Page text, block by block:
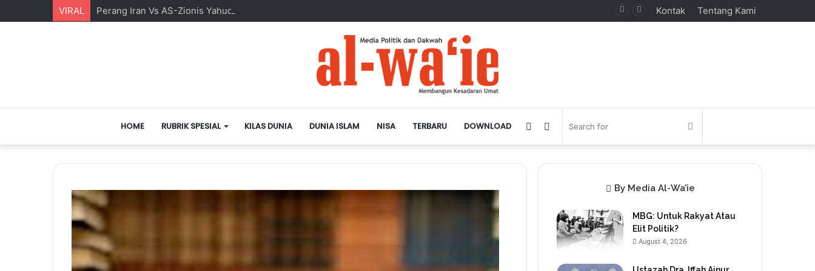
VIRAL Perang Iran Vs AS-Zionis Yahudi dan Masa Depan Dunia Islam Kontak Tentang Kami
HOME RUBRIK SPESIAL KILAS DUNIA DUNIA ISLAM NISA TERBARU DOWNLOAD
for
Switch
skin
Sidebar
By Media Al-Wa’ie
MBG: Untuk Rakyat Atau
Elit Politik?
August 4, 2026